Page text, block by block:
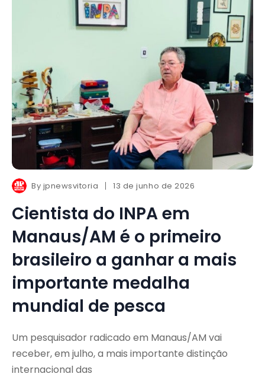
By jpnewsvitoria 13 de junho de 2026
Cientista do INPA em
Manaus/AM é o primeiro
brasileiro a ganhar a mais
importante medalha
mundial de pesca
Um pesquisador radicado em Manaus/AM vai
receber, em julho, a mais importante distinção
internacional das